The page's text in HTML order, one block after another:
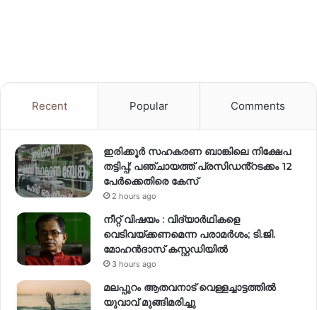
Recent Popular Comments
ഇരിക്കൂർ സഹകരണ ബാങ്കിലെ നിക്ഷേപ
തട്ടിപ്പ്; പഞ്ചായത്ത് പ്രസിഡൻ്റടക്കം 12
പേർക്കെതിരെ കേസ്
2 hours ago
നീറ്റ് വിഷയം : വിദ്യാർഥികളെ
വെടിവയ്ക്കണമെന്ന പരാമർശം; ടി.ജി.
മോഹൻദാസ് കസ്റ്റഡിയിൽ
3 hours ago
മലപ്പുറം ആതവനാട് വെള്ളച്ചാട്ടത്തില്‍
യുവാവ് മുങ്ങിമരിച്ചു